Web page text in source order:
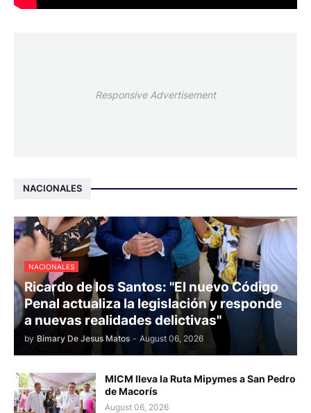
Responsive Advertisement
NACIONALES
NACIONALES
Ricardo de los Santos: "El nuevo Código
Penal actualiza la legislación y responde
a nuevas realidades delictivas"
by Bimary De Jesus Matos - August 06, 2026
MICM lleva la Ruta Mipymes a San Pedro
de Macorís
August 06, 2026